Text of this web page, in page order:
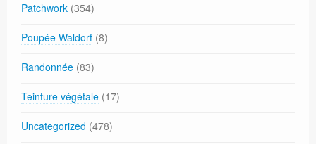
Patchwork (354)
Poupée Waldorf (8)
Randonnée (83)
Teinture végétale (17)
Uncategorized (478)